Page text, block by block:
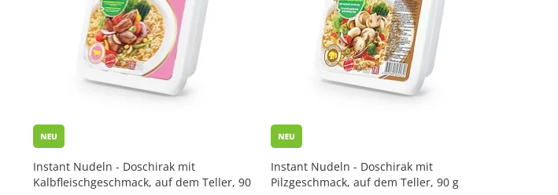
Instant Nudeln - Doschirak mit
Kalbfleischgeschmack, auf dem Teller, 90
Instant Nudeln - Doschirak mit
Pilzgeschmack, auf dem Teller, 90 g